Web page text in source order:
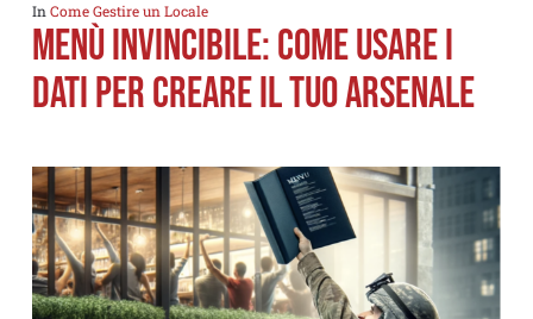
In Come Gestire un Locale
Menù invincibile: come usare i
dati per creare il tuo arsenale